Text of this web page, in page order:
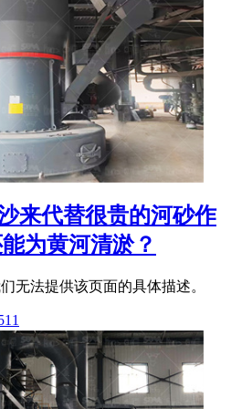
来代替很贵的河砂作
为黄河清淤？
无法提供该页面的具体描述。